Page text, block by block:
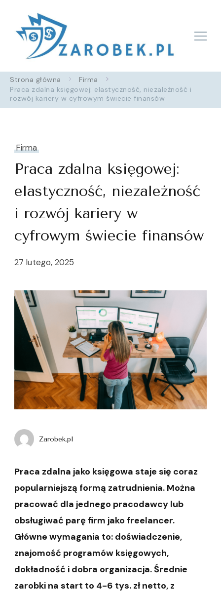
Strona główna
Firma
Praca zdalna księgowej: elastyczność, niezależność i
rozwój kariery w cyfrowym świecie finansów
Firma
Praca zdalna księgowej:
elastyczność, niezależność
i rozwój kariery w
cyfrowym świecie finansów
27 lutego, 2025
Zarobek.pl
Praca zdalna jako księgowa staje się coraz
popularniejszą formą zatrudnienia. Można
pracować dla jednego pracodawcy lub
obsługiwać parę firm jako freelancer.
Główne wymagania to: doświadczenie,
znajomość programów księgowych,
dokładność i dobra organizacja. Średnie
zarobki na start to 4-6 tys. zł netto, z